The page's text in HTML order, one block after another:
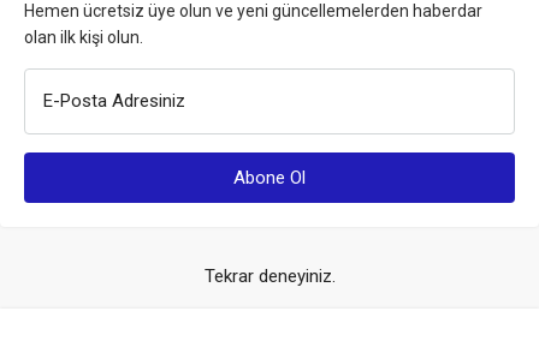
Hemen ücretsiz üye olun ve yeni güncellemelerden haberdar
olan ilk kişi olun.
E-Posta Adresiniz
Tekrar deneyiniz.